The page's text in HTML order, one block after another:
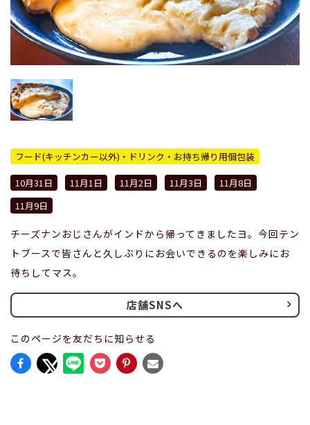
フード(キッチンカー以外)・ドリンク・お持ち帰り用個包装
10月31日
11月1日 11月2日 11月3日
11月8日
11月9日
チーズナンおじさんがインドから帰ってきましたヨ。今回テン
トブースで皆さんと久しぶりにお会いできるのを楽しみにお
待ちしてマス。
店舗SNSへ
このページを友だちに知らせる